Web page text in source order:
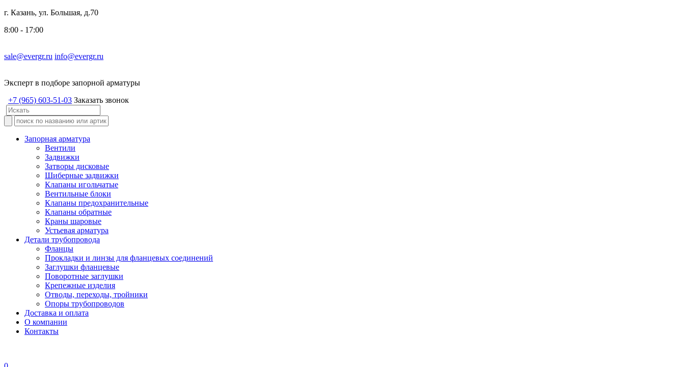
г. Казань, ул. Большая, д.70
8:00 - 17:00
sale@evergr.ru info@evergr.ru
Эксперт в подборе запорной арматуры
+7 (965) 603-51-03 Заказать звонок
Запорная арматура
Вентили
Задвижки
Затворы дисковые
Шиберные задвижки
Клапаны игольчатые
Вентильные блоки
Клапаны предохранительные
Клапаны обратные
Краны шаровые
Устьевая арматура
Детали трубопровода
Фланцы
Прокладки и линзы для фланцевых соединений
Заглушки фланцевые
Поворотные заглушки
Крепежные изделия
Отводы, переходы, тройники
Опоры трубопроводов
Доставка и оплата
О компании
Контакты